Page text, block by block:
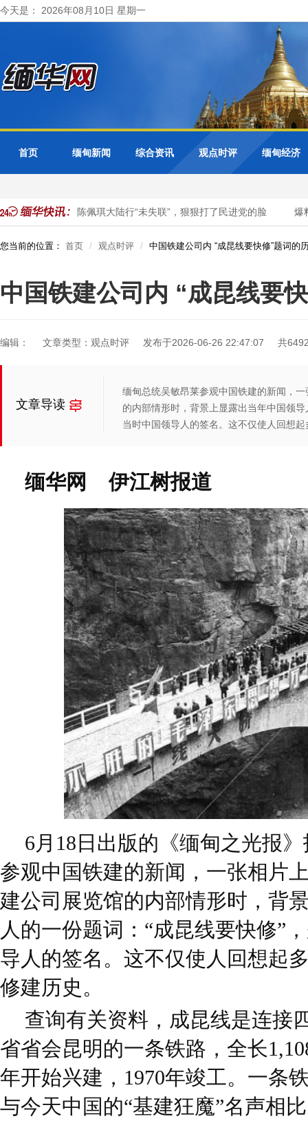
今天是： 2026年08月10日 星期一
首页 缅甸新闻 综合资讯 观点时评 缅甸经济
为、唐湘龙：陈佩琪大陆行“未失联”，狠狠打了民进党的脸 爆
您当前的位置： 首页 观点时评 中国铁建公司内 “成昆线要快修”题词的
中国铁建公司内 “成昆线要
编辑： 文章类型：观点时评 发布于2026-06-26 22:47:07 共
文章导读
缅甸总统吴敏昂莱参观中国铁建的新闻，
的内部情形时，背景上显露出当年中国领
当时中国领导人的签名。这不仅使人回想
缅华网 伊江树报道
6月18日出版的《缅甸之光报
参观中国铁建的新闻，一张相片
建公司展览馆的内部情形时，背
人的一份题词：“成昆线要快修”
导人的签名。这不仅使人回想起
修建历史。
查询有关资料，成昆线是连接
省省会昆明的一条铁路，全长
年开始兴建，1970年竣工。一条
与今天中国的“基建狂魔”名声相